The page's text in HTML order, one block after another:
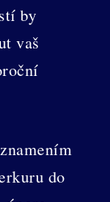
by
vaš
do